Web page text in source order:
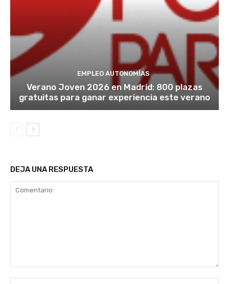
EMPLEO AUTONOMÍAS
Verano Joven 2026 en Madrid: 800 plazas
gratuitas para ganar experiencia este verano
DEJA UNA RESPUESTA